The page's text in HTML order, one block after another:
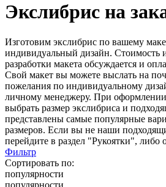
Экслибрис на
Изготовим экслибрис по вашему
индивидуальный дизайн. Стоимость
разработки макета обсуждается и
Свой макет вы можете выслать на
пожелания по индивидуальному
личному менеджеру. При оформлении
выбрать размер экслибриса и
представлены самые популярные
размеров. Если вы не наши
перейдите в раздел "Рукоятки", либо
Фильтр
Сортировать по:
популярности
популярности